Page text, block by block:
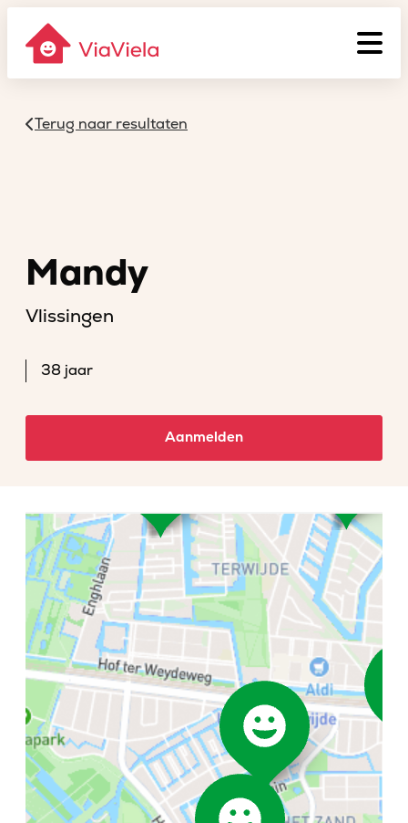
Terug naar resultaten
Mandy
Vlissingen
38 jaar
Aanmelden